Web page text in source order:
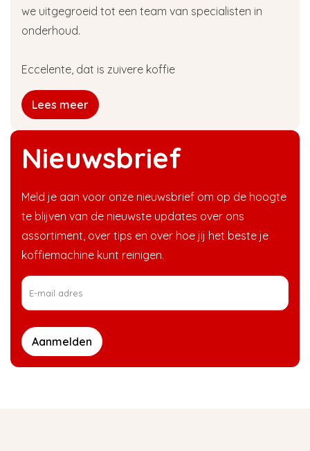
Nieuwsbrief
Meld je aan voor onze nieuwsbrief om op de hoogte
te blijven van de nieuwste updates over ons
assortiment, over tips en over hoe jij het beste je
koffiemachine kunt reinigen.
Aanmelden
we uitgegroeid tot een team van specialisten in
onderhoud.
Eccelente, dat is zuivere koffie
Lees meer